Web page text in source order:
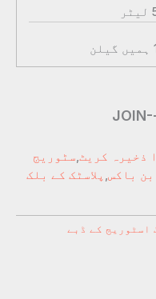
لیٹر
ہمیں گیلن
پلاسٹک کے ٹوٹنے والے بکس-JOIN-
ذخیرہ کریٹ,سٹوریج
باکس, پلاسٹک کے بلک
اسٹوریج کے ڈبے